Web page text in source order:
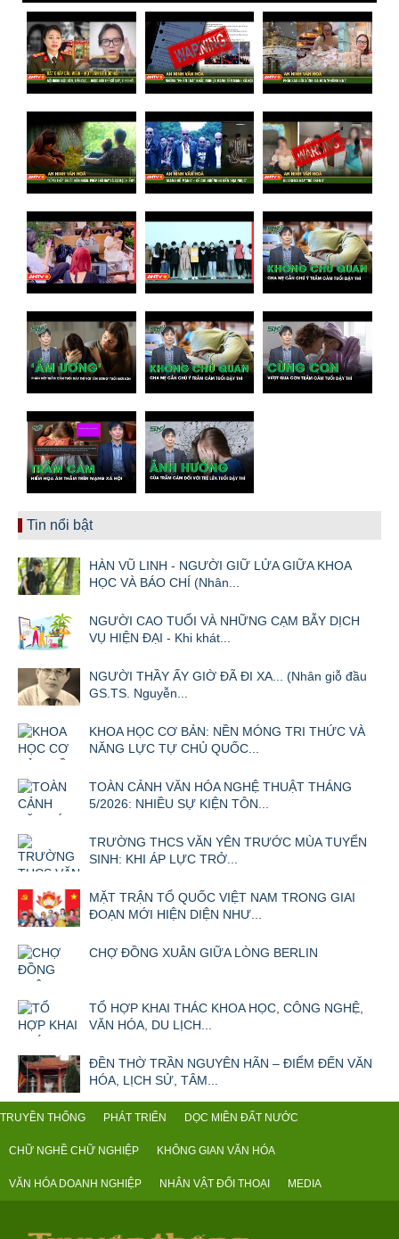
Tin nổi bật
HÀN VŨ LINH - NGƯỜI GIỮ LỬA GIỮA KHOA
HỌC VÀ BÁO CHÍ (Nhân...
NGƯỜI CAO TUỔI VÀ NHỮNG CẠM BẪY DỊCH
VỤ HIỆN ĐẠI - Khi khát...
NGƯỜI THẦY ẤY GIỜ ĐÃ ĐI XA... (Nhân giỗ đầu
GS.TS. Nguyễn...
KHOA HỌC CƠ BẢN: NỀN MÓNG TRI THỨC VÀ
NĂNG LỰC TỰ CHỦ QUỐC...
TOÀN CẢNH VĂN HÓA NGHỆ THUẬT THÁNG
5/2026: NHIỀU SỰ KIỆN TÔN...
TRƯỜNG THCS VĂN YÊN TRƯỚC MÙA TUYỂN
SINH: KHI ÁP LỰC TRỞ...
MẶT TRẬN TỔ QUỐC VIỆT NAM TRONG GIAI
ĐOẠN MỚI HIỆN DIỆN NHƯ...
CHỢ ĐỒNG XUÂN GIỮA LÒNG BERLIN
TỔ HỢP KHAI THÁC KHOA HỌC, CÔNG NGHỆ,
VĂN HÓA, DU LỊCH...
ĐỀN THỜ TRẦN NGUYÊN HÃN – ĐIỂM ĐẾN VĂN
HÓA, LỊCH SỬ, TÂM...
TRUYỀN THỐNG PHÁT TRIỂN DỌC MIỀN ĐẤT NƯỚC
CHỮ NGHỀ CHỮ NGHIỆP KHÔNG GIAN VĂN HÓA
VĂN HÓA DOANH NGHIỆP NHÂN VẬT ĐỐI THOẠI MEDIA